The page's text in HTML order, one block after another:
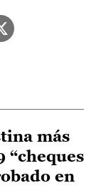
más
“cheques
en